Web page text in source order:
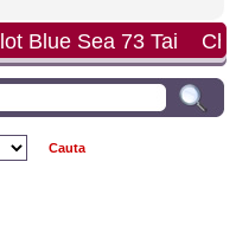
Chilot Perfect Day